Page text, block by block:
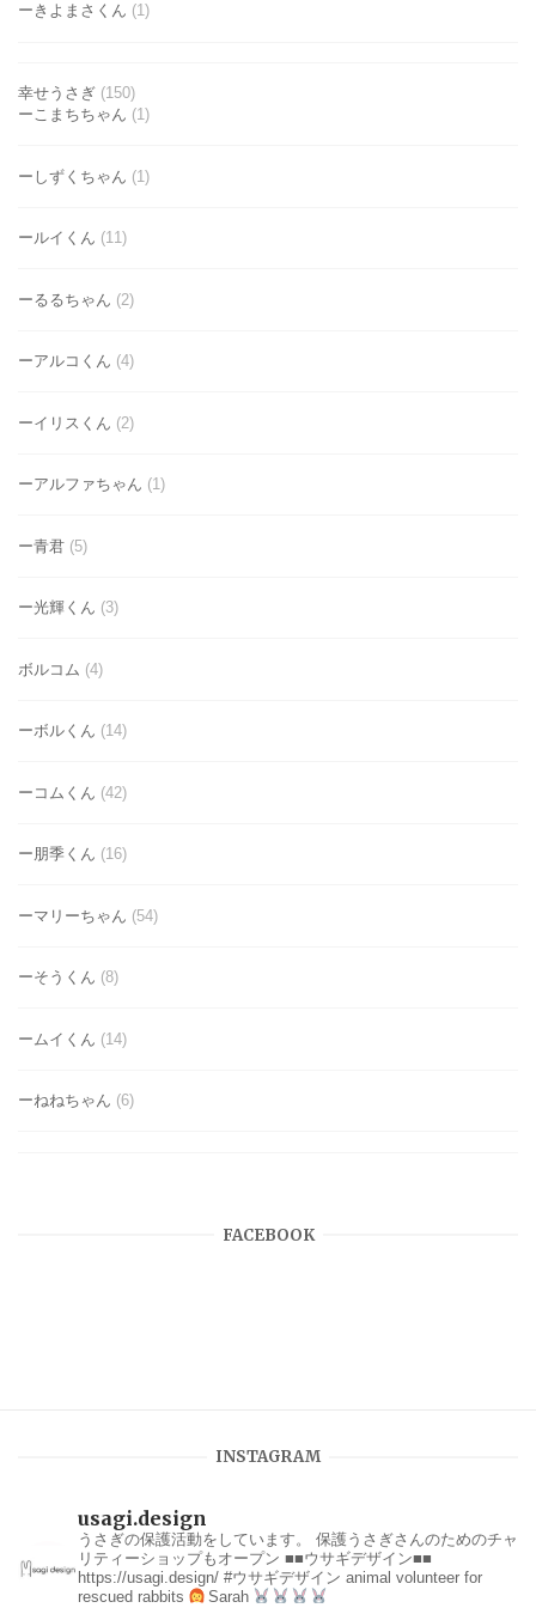
ーきよまさくん (1)
幸せうさぎ (150)
ーこまちちゃん (1)
ーしずくちゃん (1)
ールイくん (11)
ーるるちゃん (2)
ーアルコくん (4)
ーイリスくん (2)
ーアルファちゃん (1)
ー青君 (5)
ー光輝くん (3)
ボルコム (4)
ーボルくん (14)
ーコムくん (42)
ー朋季くん (16)
ーマリーちゃん (54)
ーそうくん (8)
ームイくん (14)
ーねねちゃん (6)
FACEBOOK
INSTAGRAM
usagi.design
うさぎの保護活動をしています。
保護うさぎさんのためのチャ
リティーショップもオープン ■■ウサギデザイン■■
https://usagi.design/ #ウサギデザイン animal volunteer for
rescued rabbits
Sarah